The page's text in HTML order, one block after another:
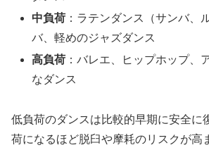
中負荷 ：ラテンダンス（サンバ、
バ、軽めのジャズダンス
高負荷 ：バレエ、ヒップホップ、
なダンス
低負荷のダンスは比較的早期に安全に
荷になるほど脱臼や摩耗のリスクが高